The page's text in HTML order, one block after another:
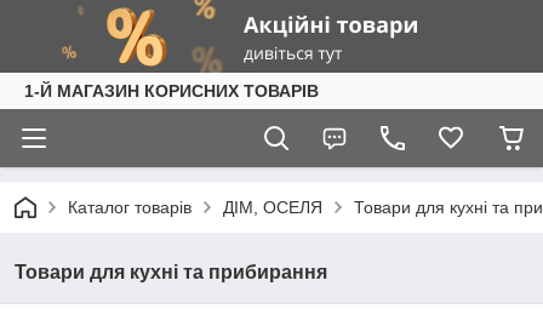
1-Й МАГАЗИН КОРИСНИХ ТОВАРІВ
Каталог товарів ДІМ, ОСЕЛЯ Товари для кухні та
Товари для кухні та прибирання